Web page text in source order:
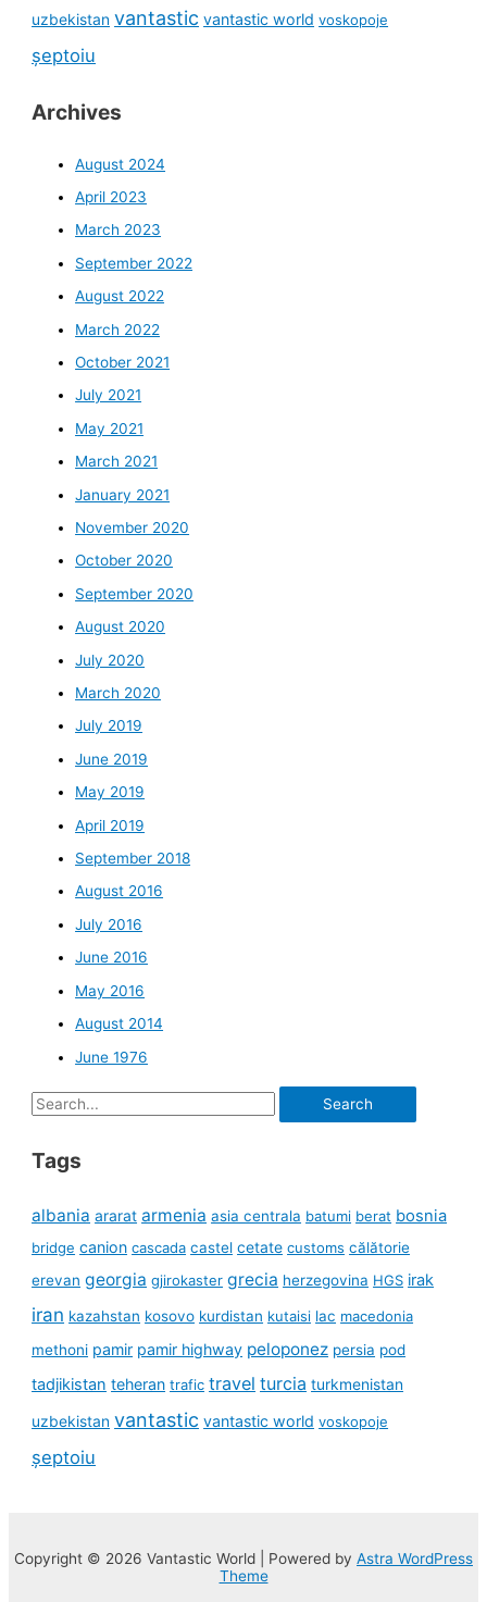
uzbekistan vantastic vantastic world voskopoje
șeptoiu
Archives
August 2024
April 2023
March 2023
September 2022
August 2022
March 2022
October 2021
July 2021
May 2021
March 2021
January 2021
November 2020
October 2020
September 2020
August 2020
July 2020
March 2020
July 2019
June 2019
May 2019
April 2019
September 2018
August 2016
July 2016
June 2016
May 2016
August 2014
June 1976
Search
Tags
albania ararat armenia asia centrala batumi berat bosnia
bridge canion cascada castel cetate customs călătorie
erevan georgia gjirokaster grecia herzegovina HGS irak
iran kazahstan kosovo kurdistan kutaisi lac macedonia
methoni pamir pamir highway peloponez persia pod
tadjikistan teheran trafic travel turcia turkmenistan
uzbekistan vantastic vantastic world voskopoje
șeptoiu
Copyright © 2026 Vantastic World | Powered by Astra WordPress
Theme